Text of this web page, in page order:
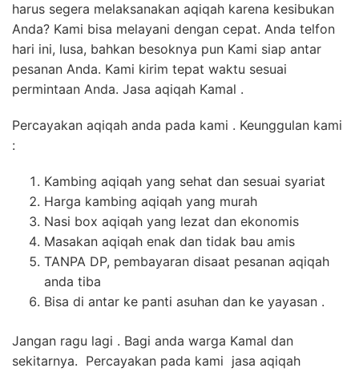
harus segera melaksanakan aqiqah karena kesibukan
Anda? Kami bisa melayani dengan cepat. Anda telfon
hari ini, lusa, bahkan besoknya pun Kami siap antar
pesanan Anda. Kami kirim tepat waktu sesuai
permintaan Anda. Jasa aqiqah Kamal .
Percayakan aqiqah anda pada kami . Keunggulan kami
:
Kambing aqiqah yang sehat dan sesuai syariat
Harga kambing aqiqah yang murah
Nasi box aqiqah yang lezat dan ekonomis
Masakan aqiqah enak dan tidak bau amis
TANPA DP, pembayaran disaat pesanan aqiqah
anda tiba
Bisa di antar ke panti asuhan dan ke yayasan .
Jangan ragu lagi . Bagi anda warga Kamal dan
sekitarnya. Percayakan pada kami jasa aqiqah